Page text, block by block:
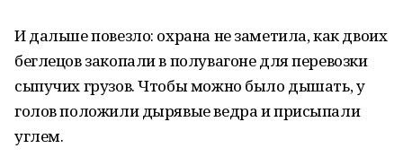
И дальше повезло: охрана не заметила, как двоих
беглецов закопали в полувагоне для перевозки
сыпучих грузов. Чтобы можно было дышать, у
голов положили дырявые ведра и присыпали
углем.